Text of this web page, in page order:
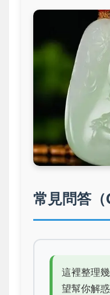
常見問答（
這裡整理
望幫你解惑